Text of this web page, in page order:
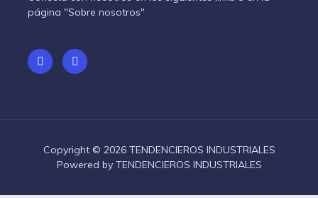
página "Sobre nosotros"
Copyright © 2026 TENDENCIEROS INDUSTRIALES
Powered by TENDENCIEROS INDUSTRIALES